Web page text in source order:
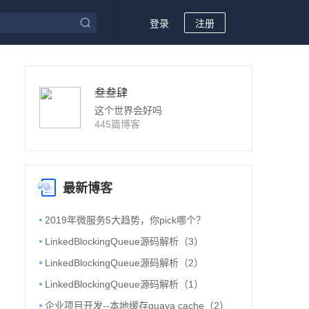
登录 注册
叁叁肆
这个世界会好吗
445篇博客
最新博客
2019年微服务5大趋势，你pick哪个？
LinkedBlockingQueue源码解析（3）
LinkedBlockingQueue源码解析（2）
LinkedBlockingQueue源码解析（1）
企业项目开发--本地缓存guava cache（2）